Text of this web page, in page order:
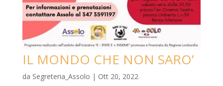
IL MONDO CHE NON SARO’
da Segreteria_Assolo | Ott 20, 2022